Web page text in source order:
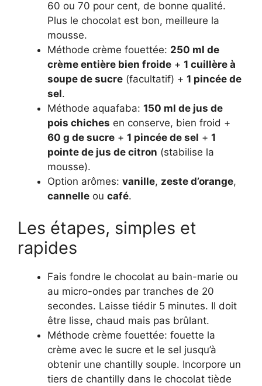
60 ou 70 pour cent, de bonne qualité.
Plus le chocolat est bon, meilleure la
mousse.
Méthode crème fouettée: 250 ml de
crème entière bien froide + 1 cuillère à
soupe de sucre (facultatif) + 1 pincée de
sel.
Méthode aquafaba: 150 ml de jus de
pois chiches en conserve, bien froid +
60 g de sucre + 1 pincée de sel + 1
pointe de jus de citron (stabilise la
mousse).
Option arômes: vanille, zeste d’orange,
cannelle ou café.
Les étapes, simples et
rapides
Fais fondre le chocolat au bain-marie ou
au micro-ondes par tranches de 20
secondes. Laisse tiédir 5 minutes. Il doit
être lisse, chaud mais pas brûlant.
Méthode crème fouettée: fouette la
crème avec le sucre et le sel jusqu’à
obtenir une chantilly souple. Incorpore un
tiers de chantilly dans le chocolat tiède